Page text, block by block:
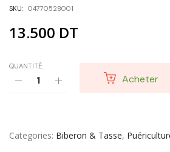
SKU: 04770528001
13.500 DT
QUANTITÉ:
Acheter
Categories Biberon & Tasse,